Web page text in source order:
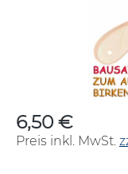
Regulärer Preis:
6,50 €
Preis inkl. MwSt.